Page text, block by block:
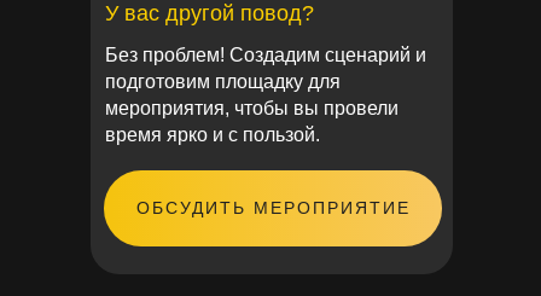
У вас другой повод?
Без проблем! Создадим сценарий и
подготовим площадку для
мероприятия, чтобы вы провели
время ярко и с пользой.
ОБСУДИТЬ МЕРОПРИЯТИЕ